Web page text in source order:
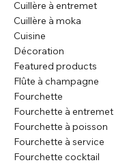
Cuillère à entremet
Cuillère à moka
Cuisine
Décoration
Featured products
Flûte à champagne
Fourchette
Fourchette à entremet
Fourchette à poisson
Fourchette à service
Fourchette cocktail